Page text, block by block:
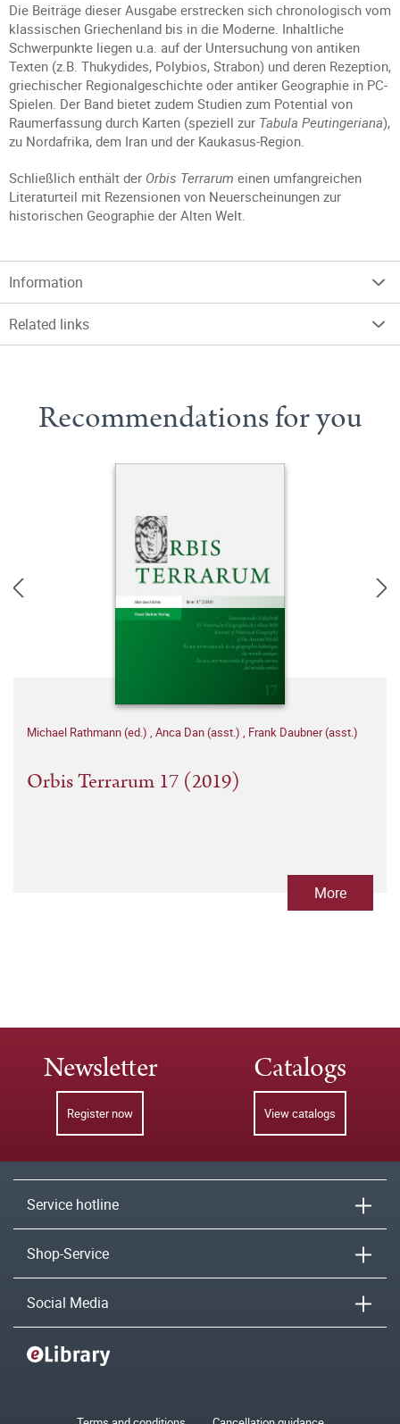
Die Beiträge dieser Ausgabe erstrecken sich chronologisch vom
klassischen Griechenland bis in die Moderne. Inhaltliche
Schwerpunkte liegen u.a. auf der Untersuchung von antiken
Texten (z.B. Thukydides, Polybios, Strabon) und deren Rezeption,
griechischer Regionalgeschichte oder antiker Geographie in PC-
Spielen. Der Band bietet zudem Studien zum Potential von
Raumerfassung durch Karten (speziell zur Tabula Peutingeriana),
zu Nordafrika, dem Iran und der Kaukasus-Region.
Schließlich enthält der Orbis Terrarum einen umfangreichen
Literaturteil mit Rezensionen von Neuerscheinungen zur
historischen Geographie der Alten Welt.
Information
Related links
Recommendations for you
Michael Rathmann (ed.) , Anca Dan (asst.) , Frank Daubner (asst.)
Orbis Terrarum 17 (2019)
More
Newsletter
Register now
Catalogs
View catalogs
Service hotline
Shop-Service
Social Media